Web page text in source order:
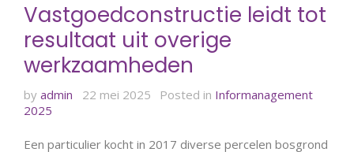
Vastgoedconstructie leidt tot
resultaat uit overige
werkzaamheden
by admin 22 mei 2025 Posted in Informanagement
2025
Een particulier kocht in 2017 diverse percelen bosgrond